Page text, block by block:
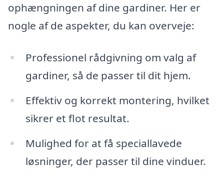
ophængningen af dine gardiner. Her er
nogle af de aspekter, du kan overveje:
Professionel rådgivning om valg af
gardiner, så de passer til dit hjem.
Effektiv og korrekt montering, hvilket
sikrer et flot resultat.
Mulighed for at få speciallavede
løsninger, der passer til dine vinduer.